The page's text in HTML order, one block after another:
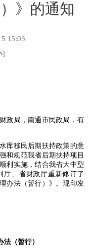
》的通知
15:03
]
政局，南通市民政局，有
移民后期扶持政策的意
和规范我省后期扶持项目
利实施，结合我省大中型
厅、省财政厅重新修订了
办法（暂行）》。现印发
（暂行）